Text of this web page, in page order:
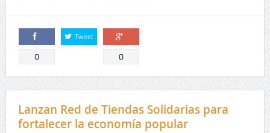
Comparte
0
Tweet
Comparte
0
Lanzan Red de Tiendas Solidarias para
fortalecer la economía popular